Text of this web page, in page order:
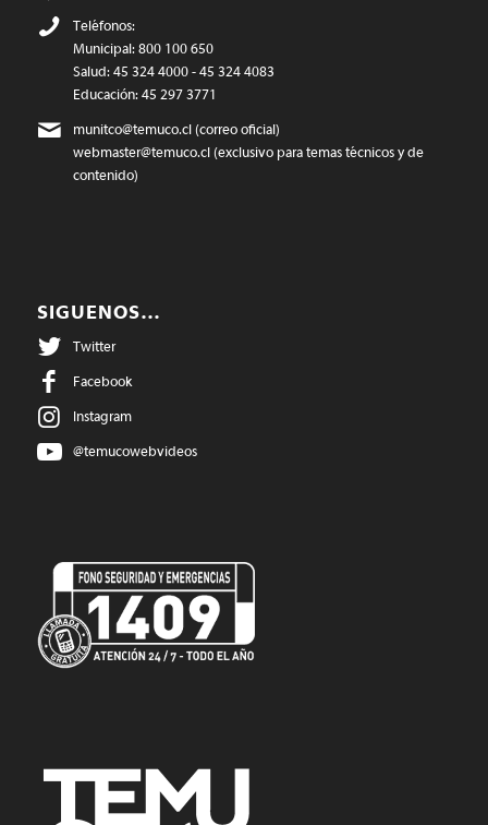
Teléfonos:
Municipal: 800 100 650
Salud: 45 324 4000 - 45 324 4083
Educación: 45 297 3771
munitco@temuco.cl(correo oficial)
webmaster@temuco.cl(exclusivo para temas técnicos y de
contenido)
SIGUENOS…
Twitter
Facebook
Instagram
@temucowebvideos